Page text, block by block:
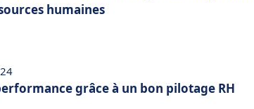
humaines
grâce à un bon pilotage RH